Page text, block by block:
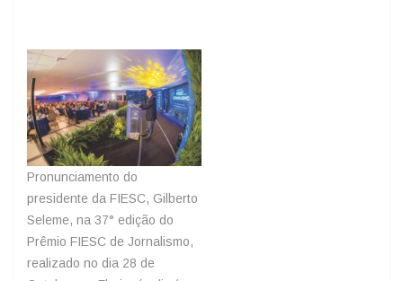
Pronunciamento do
presidente da FIESC, Gilberto
Seleme, na 37° edição do
Prêmio FIESC de Jornalismo,
realizado no dia 28 de